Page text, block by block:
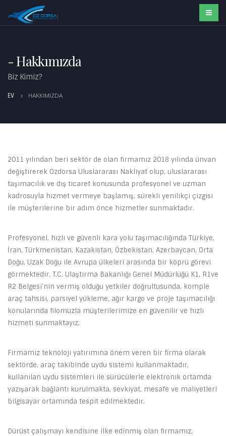
Hakkımızda
Biz Kimiz?
EV HAKKIMIZDA
2011 yılından beri sektör de olan firmamız 2018 yılında ünvan
değiştirerek Ozdorsa Uluslararası Nakliyat olup, uluslararası
taşımacılık ve dış ticaret konusunda profesyonel ve uzman
kadrosuyla hizmet vermeye başlamış, sürekli yenilikçi çizgisi
ile müşterilerine bir adım önce hizmetler sunmaktadır.
Profesyonel, hızlı ve güvenli kara yolu taşımacılığında Türkiye,
İran, Türkmenistan, Kazakistan, Özbekistan, Azerbaycan, Orta
Doğu, Uzak Doğu ile Avrupa ülkeleri arasında bir köprü görevi
görmektedir. T.C. Ulaştırma Bakanlığı Genel Müdürlüğü K1, R1ve
R2 Belgesi’nin vermiş olduğu yetkiler doğrultusunda, komple
araç tahsisi, parsiyel yükleme, ağır kargo ve proje taşımacılığı
konularında filomuzla müşterilerimize en güvenilir ve hızlı
hizmeti sunmaktayız.
Firmamız teknoloji yatırımına önem veren bir firma olarak
sektörde, araç takibinde uydu sistemi kullanmaktadır,
kullanılan uydu sistemleri ile sürücülerle elektronik ortamda
yazışarak bağlantı kurulmakta, sevkiyat, mesafe ve maliyetleri
bilgisayar ortamında tespit edilmektedir.
Dürüst çalışmayı kendisine ilke edinmiş olan firmamız,